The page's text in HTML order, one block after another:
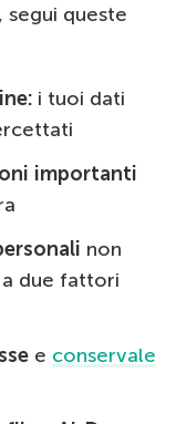
segui queste
i tuoi dati
importanti
non
due fattori
e conservale